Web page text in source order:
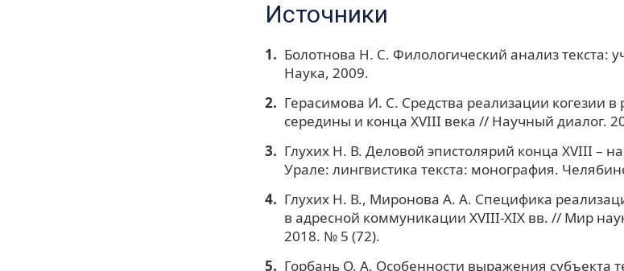
Источники
Болотнова Н. С. Филологический анализ текста:
Наука, 2009.
Герасимова И. С. Средства реализации когезии
середины и конца XVIII века // Научный диалог.
Глухих Н. В. Деловой эпистолярий конца XVIII –
Урале: лингвистика текста: монография.
Глухих Н. В., Миронова А. А. Специфика
в адресной коммуникации XVIII-XIX вв. // Мир
2018. № 5 (72).
Горбань О. А. Особенности выражения субъекта